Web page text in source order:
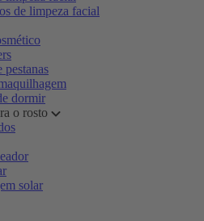
de limpeza facial
pestanas
dormir
o rosto
solar